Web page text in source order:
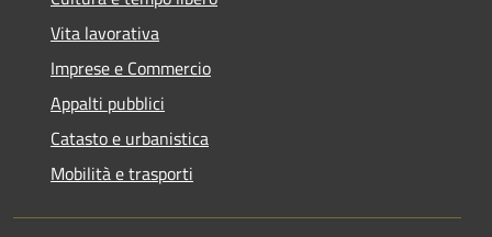
Vita lavorativa
Imprese e Commercio
Appalti pubblici
Catasto e urbanistica
Mobilità e trasporti